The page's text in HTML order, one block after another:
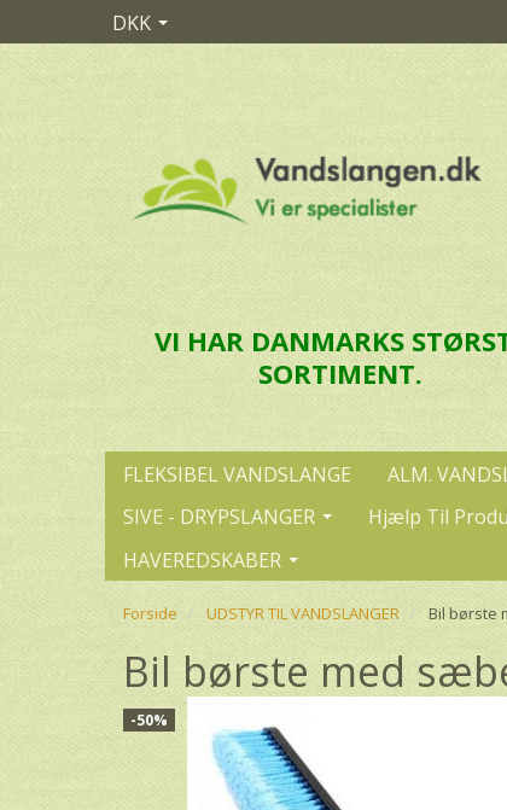
DKK
VI HAR DANMARKS
SORTIMENT.
FLEKSIBEL VANDSLANGE ALM.
SIVE - DRYPSLANGER
Hjælp Til
HAVEREDSKABER
Forside UDSTYR TIL VANDSLANGER Bil børste
Bil børste med
-50%